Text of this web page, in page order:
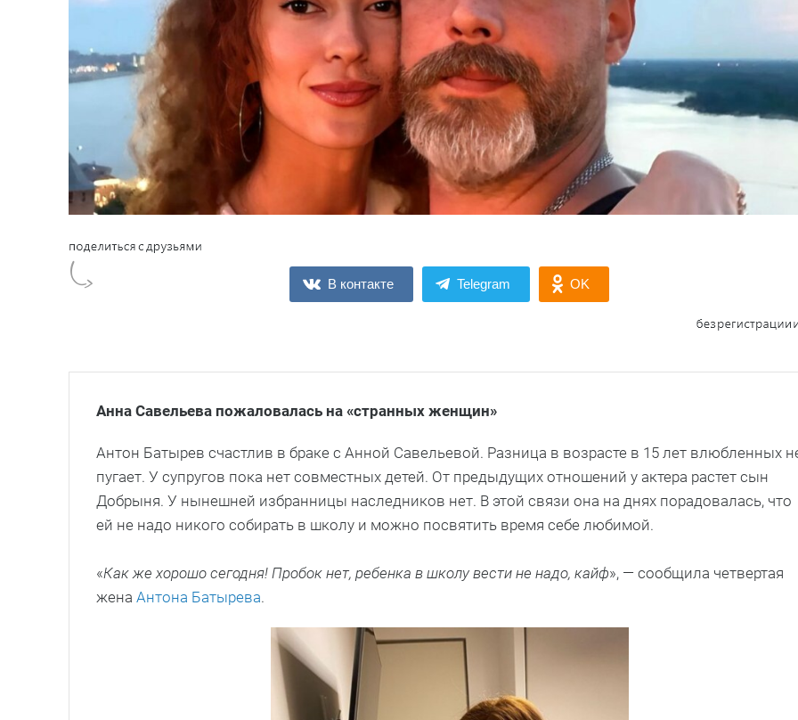
В контакте Telegram OK
Анна Савельева пожаловалась на «странных женщин»
Антон Батырев счастлив в браке с Анной Савельевой. Разница в возрасте в 15 лет влюбленных
пугает. У супругов пока нет совместных детей. От предыдущих отношений у актера растет сын
Добрыня. У нынешней избранницы наследников нет. В этой связи она на днях порадовалась, что
ей не надо никого собирать в школу и можно посвятить время себе любимой.
«Как же хорошо сегодня! Пробок нет, ребенка в школу вести не надо, кайф», — сообщила четвертая
жена Антона Батырева.